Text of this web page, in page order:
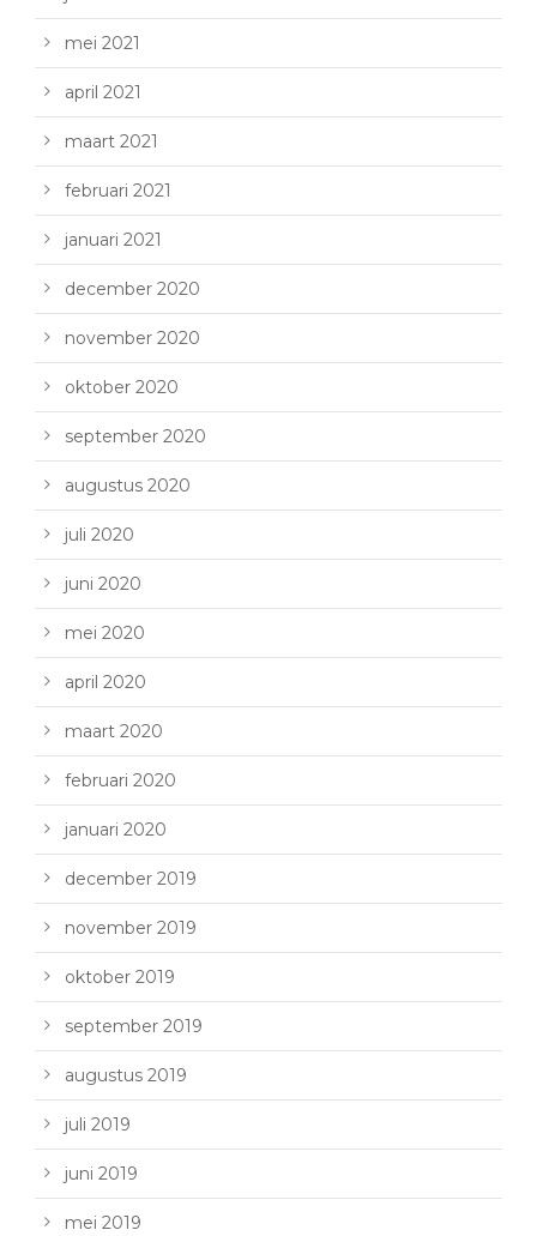
mei 2021
april 2021
maart 2021
februari 2021
januari 2021
december 2020
november 2020
oktober 2020
september 2020
augustus 2020
juli 2020
juni 2020
mei 2020
april 2020
maart 2020
februari 2020
januari 2020
december 2019
november 2019
oktober 2019
september 2019
augustus 2019
juli 2019
juni 2019
mei 2019